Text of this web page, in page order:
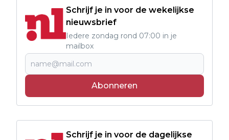
Schrijf je in voor de wekelijkse
nieuwsbrief
Iedere zondag rond 07:00 in je
mailbox
Abonneren
Schrijf je in voor de dagelijkse